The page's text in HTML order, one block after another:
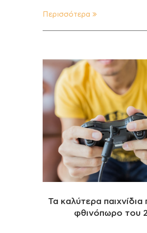
Περισσότερα
Τα καλύτερα παιχνίδια
φθινόπωρο του